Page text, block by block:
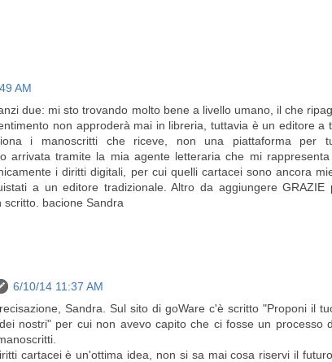
AM
due: mi sto trovando molto bene a livello umano, il che
non approderà mai in libreria, tuttavia è un editore a
i manoscritti che riceve, non una piattaforma per
arrivata tramite la mia agente letteraria che mi rappresenta
i diritti digitali, per cui quelli cartacei sono ancora
a un editore tradizionale. Altro da aggiungere GRAZIE
bacione Sandra
6/10/14 11:37 AM
Sandra. Sul sito di goWare c'è scritto "Proponi il
nostri" per cui non avevo capito che ci fosse un processo
cartacei è un'ottima idea, non si sa mai cosa riservi il futuro.